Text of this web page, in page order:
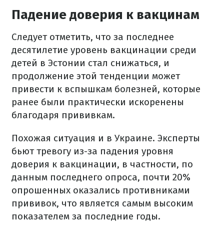
Падение доверия к вакцинам
Следует отметить, что за последнее
десятилетие уровень вакцинации среди
детей в Эстонии стал снижаться, и
продолжение этой тенденции может
привести к вспышкам болезней, которые
ранее были практически искоренены
благодаря прививкам.
Похожая ситуация и в Украине. Эксперты
бьют тревогу из-за падения уровня
доверия к вакцинации, в частности, по
данным последнего опроса, почти 20%
опрошенных оказались противниками
прививок, что является самым высоким
показателем за последние годы.